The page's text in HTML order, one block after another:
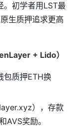
。初学者用LST最
生质押追求更高
+ Lido）
质押ETH换
），存款
AVS奖励。